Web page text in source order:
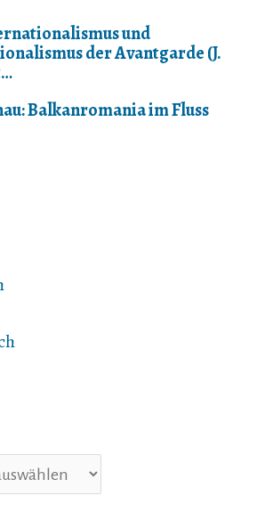
und
der Avantgarde (J.
Balkanromania im Fluss